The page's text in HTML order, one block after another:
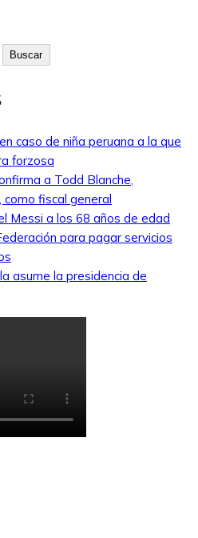
Buscar
caso de niña peruana a la que
forzosa
a Todd Blanche,
fiscal general
Messi a los 68 años de edad
para pagar servicios
asume la presidencia de